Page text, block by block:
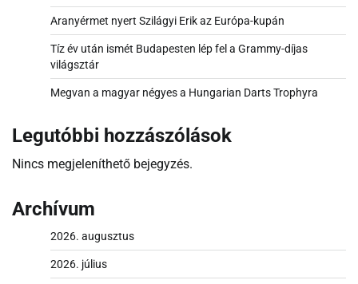
Aranyérmet nyert Szilágyi Erik az Európa-kupán
Tíz év után ismét Budapesten lép fel a Grammy-díjas
világsztár
Megvan a magyar négyes a Hungarian Darts Trophyra
Legutóbbi hozzászólások
Nincs megjeleníthető bejegyzés.
Archívum
2026. augusztus
2026. július